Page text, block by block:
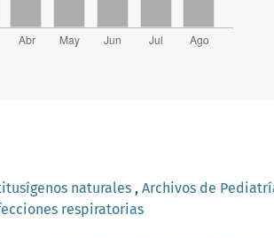
naturales , Archivos de
respiratorias